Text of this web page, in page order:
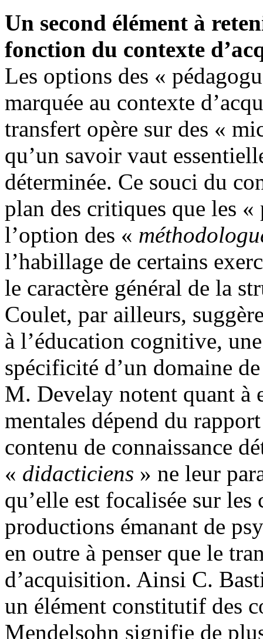
Un second élément à
fonction du contexte
Les options des «
marquée au contexte
transfert opère sur des «
qu’un savoir vaut
déterminée. Ce souci du
plan des critiques que les «
l’option des «
l’habillage de certains
le caractère général de la
Coulet, par ailleurs,
à l’éducation cognitive,
spécificité d’un domaine
M. Develay notent quant à
mentales dépend du
contenu de connaissance
« didacticiens » ne leur
qu’elle est focalisée sur
productions émanant de
en outre à penser que le
d’acquisition. Ainsi C.
un élément constitutif des
Mendelsohn signifie de